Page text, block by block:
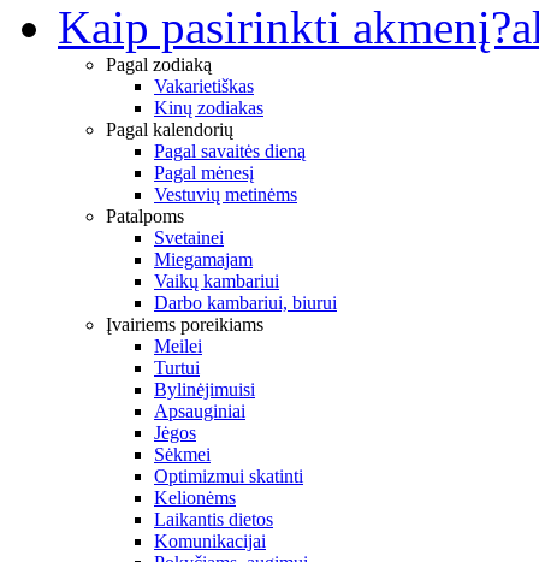
Kaip pasirinkti akmenį?
Pagal zodiaką
Vakarietiškas
Kinų zodiakas
Pagal kalendorių
Pagal savaitės dieną
Pagal mėnesį
Vestuvių metinėms
Patalpoms
Svetainei
Miegamajam
Vaikų kambariui
Darbo kambariui, biurui
Įvairiems poreikiams
Meilei
Turtui
Bylinėjimuisi
Apsauginiai
Jėgos
Sėkmei
Optimizmui skatinti
Kelionėms
Laikantis dietos
Komunikacijai